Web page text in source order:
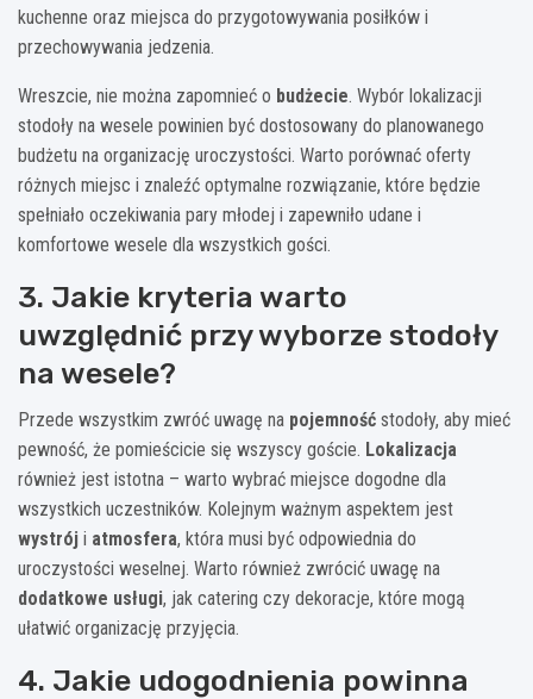
kuchenne oraz miejsca do przygotowywania posiłków i
przechowywania jedzenia.
Wreszcie, nie można zapomnieć o budżecie. Wybór lokalizacji
stodoły na wesele powinien być dostosowany do planowanego
budżetu na organizację uroczystości. Warto porównać oferty
różnych miejsc i znaleźć optymalne rozwiązanie, które będzie
spełniało oczekiwania pary młodej i zapewniło udane i
komfortowe wesele dla wszystkich gości.
3. Jakie kryteria warto
uwzględnić przy wyborze stodoły
na wesele?
Przede wszystkim zwróć uwagę na pojemność stodoły, aby mieć
pewność, że pomieścicie się wszyscy goście. Lokalizacja
również jest istotna – warto wybrać miejsce dogodne dla
wszystkich uczestników. Kolejnym ważnym aspektem jest
wystrój i atmosfera, która musi być odpowiednia do
uroczystości weselnej. Warto również zwrócić uwagę na
dodatkowe usługi, jak catering czy dekoracje, które mogą
ułatwić organizację przyjęcia.
4. Jakie udogodnienia powinna